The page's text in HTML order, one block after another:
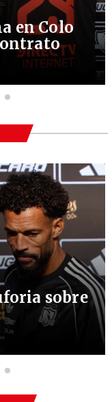
en Colo
sobre